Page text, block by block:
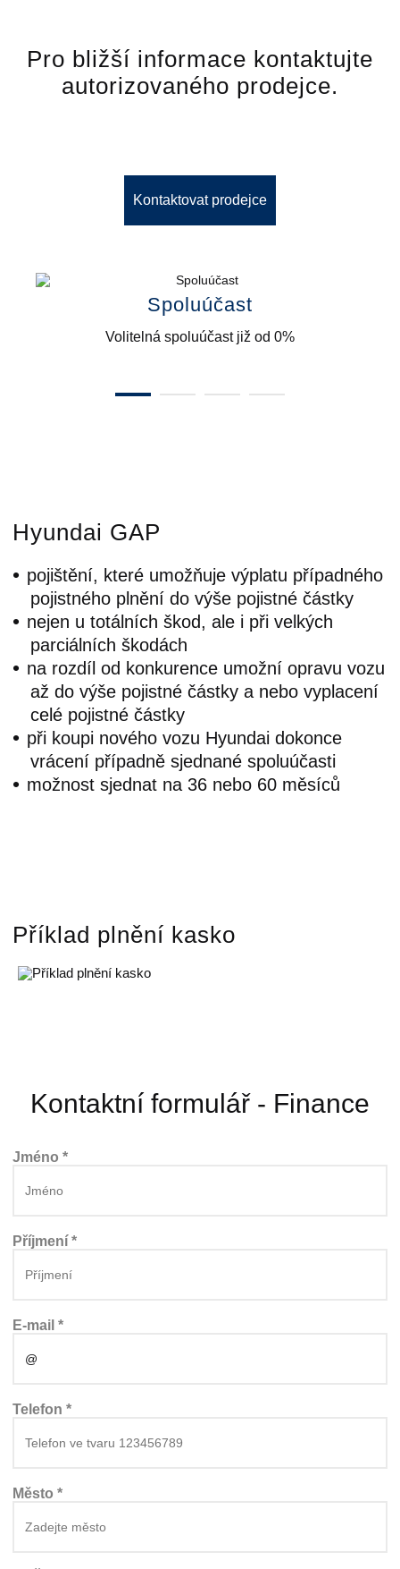
Pro bližší informace kontaktujte
autorizovaného prodejce.
Kontaktovat prodejce
Spoluúčast
Volitelná spoluúčast již od 0%
Hyundai GAP
pojištění, které umožňuje výplatu případného
pojistného plnění do výše pojistné částky
nejen u totálních škod, ale i při velkých
parciálních škodách
na rozdíl od konkurence umožní opravu vozu
až do výše pojistné částky a nebo vyplacení
celé pojistné částky
při koupi nového vozu Hyundai dokonce
vrácení případně sjednané spoluúčasti
možnost sjednat na 36 nebo 60 měsíců
Příklad plnění kasko
Kontaktní formulář - Finance
Jméno *
Příjmení *
E-mail *
Telefon *
Město *